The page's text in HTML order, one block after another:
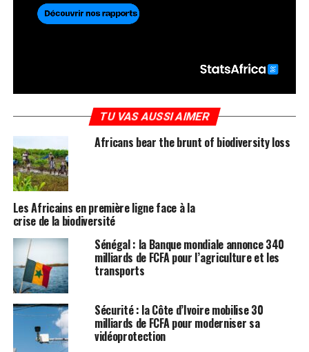
TU VAS AUSSI AIMER
Africans bear the brunt of biodiversity loss
Les Africains en première ligne face à la
crise de la biodiversité
Sénégal : la Banque mondiale annonce 340
milliards de FCFA pour l’agriculture et les
transports
Sécurité : la Côte d’Ivoire mobilise 30
milliards de FCFA pour moderniser sa
vidéoprotection